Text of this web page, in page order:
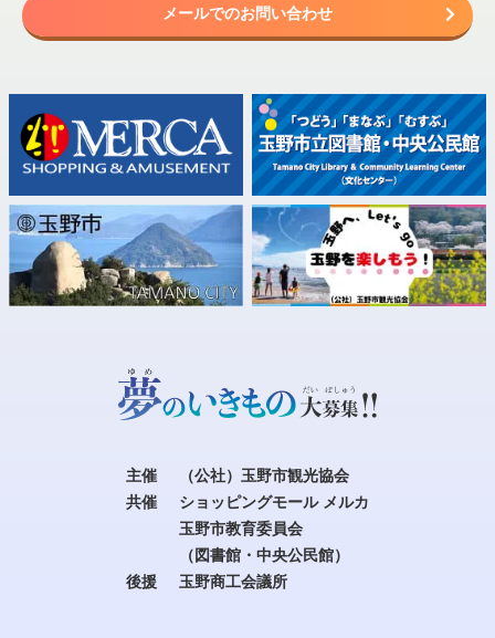
メールでのお問い合わせ
主催
（公社）玉野市観光協会
共催
ショッピングモール メルカ
玉野市教育委員会
（図書館・中央公民館）
後援
玉野商工会議所